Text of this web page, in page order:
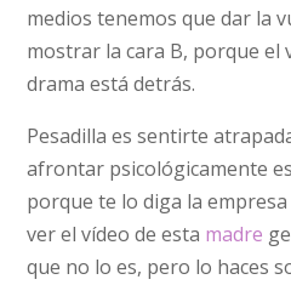
medios tenemos que dar la
mostrar la cara B, porque
drama está detrás.
Pesadilla es sentirte
afrontar psicológicamente
porque te lo diga la
ver el vídeo de esta madre
que no lo es, pero lo haces